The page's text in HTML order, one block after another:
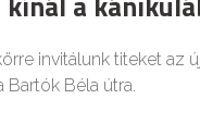
invitálunk titeket az
Bartók Béla útra.